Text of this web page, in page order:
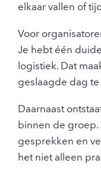
elkaar vallen of
Voor
Je hebt één
logistiek. Dat
geslaagde dag
Daarnaast
binnen de groep.
gesprekken en
het niet alleen